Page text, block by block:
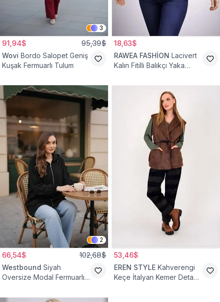
3
91,94$ 95,39$
Wovi Bordo Salopet Geniş
Kuşak Fermuarlı Tulum
18,63$
RAWEA FASHİON Lacivert
Kalın Fitilli Balıkçı Yaka
2
66,54$ 102,68$
Westbound Siyah
Oversize Modal Fermuarlı
53,46$
EREN STYLE Kahverengi
Keçe İtalyan Kemer Detaylı